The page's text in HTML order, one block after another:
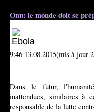
Onu: le monde doit se
9:46 13.08.2015(mis à jour
Dans le futur,
inattendues, similaires à
responsable de la lutte